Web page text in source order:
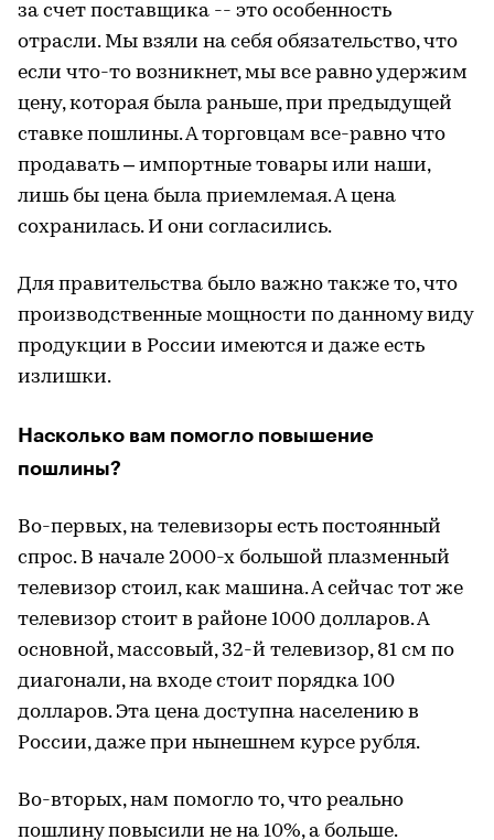
за счет поставщика -- это особенность
отрасли. Мы взяли на себя обязательство, что
если что-то возникнет, мы все равно удержим
цену, которая была раньше, при предыдущей
ставке пошлины. А торговцам все-равно что
продавать – импортные товары или наши,
лишь бы цена была приемлемая. А цена
сохранилась. И они согласились.
Для правительства было важно также то, что
производственные мощности по данному виду
продукции в России имеются и даже есть
излишки.
Насколько вам помогло повышение
пошлины?
Во-первых, на телевизоры есть постоянный
спрос. В начале 2000-х большой плазменный
телевизор стоил, как машина. А сейчас тот же
телевизор стоит в районе 1000 долларов. А
основной, массовый, 32-й телевизор, 81 см по
диагонали, на входе стоит порядка 100
долларов. Эта цена доступна населению в
России, даже при нынешнем курсе рубля.
Во-вторых, нам помогло то, что реально
пошлину повысили не на 10%, а больше.